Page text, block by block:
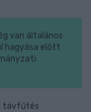
van általános
hagyása előtt
távfűtés